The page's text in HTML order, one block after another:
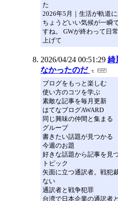
た
2026年5月｜生活が軌道
ちょうどいい気候が一瞬
すね。 GWが終わって日
上げて
2026/04/24 00:51:29 綺
なかったのだ
ブログをもっと楽しむ
使い方のコツを学ぶ
素敵な記事を毎月更新
はてなブログAWARD
同じ興味の仲間と集まる
グループ
書きたい話題が見つかる
今週のお題
好きな話題から記事を見
トピック
矢面に立つ通訳者。戦犯
ない
通訳者と戦争犯罪
台湾で日本企業の通訳者